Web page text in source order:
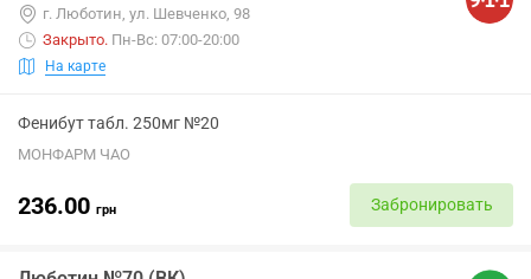
г. Люботин, ул. Шевченко, 98
Закрыто. Пн-Вс: 07:00-20:00
На карте
Фенибут табл. 250мг №20
МОНФАРМ ЧАО
236.00 грн Забронировать